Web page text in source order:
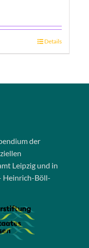
Details
der
Leipzig und in
Heinrich-Böll-